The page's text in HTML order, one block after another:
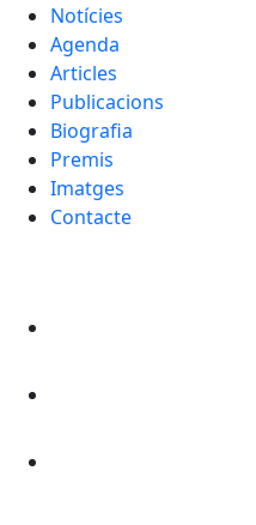
Notícies
Agenda
Articles
Publicacions
Biografia
Premis
Imatges
Contacte